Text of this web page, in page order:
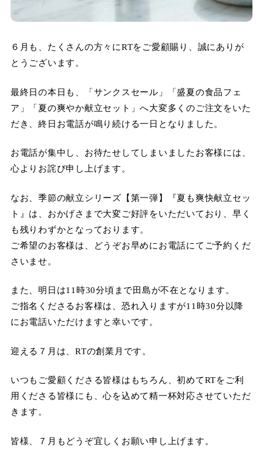
６月も、たくさんの方々にRTをご愛顧賜り、誠にありが
とうございます。
最終日の本日も、「サンクスセール」「盛夏の食品フェ
ア」「夏の爽やか献立セット」へ大変多くのご注文をいた
だき、終日お電話が鳴り続ける一日となりました。
お電話が集中し、お待たせしてしまいましたお客様には、
心よりお詫び申し上げます。
なお、季節の献立シリーズ【第一弾】『夏も爽快献立セッ
ト』は、おかげさまで大変ご好評をいただいており、早く
も残りわずかとなっております。
ご希望のお客様は、どうぞお早めにお電話にてご予約くだ
さいませ。
また、明日は11時30分頃まで田島が不在となります。
ご指名くださるお客様は、恐れ入りますが11時30分以降
にお電話いただけますと幸いです。
迎える７月は、RTの創業月です。
いつもご愛顧くださる皆様はもちろん、初めてRTをご利
用くださる皆様にも、心を込めて精一杯対応させていただ
きます。
皆様、７月もどうぞ宜しくお願い申し上げます。